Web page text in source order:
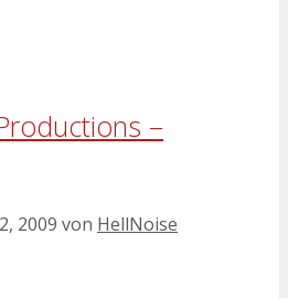
–
2009 von HellNoise